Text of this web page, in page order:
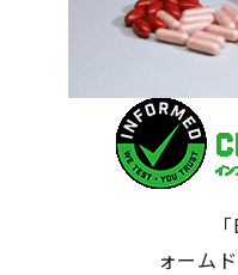
「
ォーム